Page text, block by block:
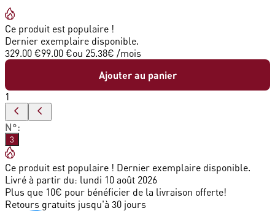
Ce produit est populaire !
Dernier exemplaire disponible.
329.00 €99.00 €ou 25.38€ /mois
Ajouter au panier
1
N°:
3
Ce produit est populaire ! Dernier exemplaire disponible.
Livré à partir du: lundi 10 août 2026
Plus que 10€ pour bénéficier de la livraison offerte!
Retours gratuits jusqu'à 30 jours